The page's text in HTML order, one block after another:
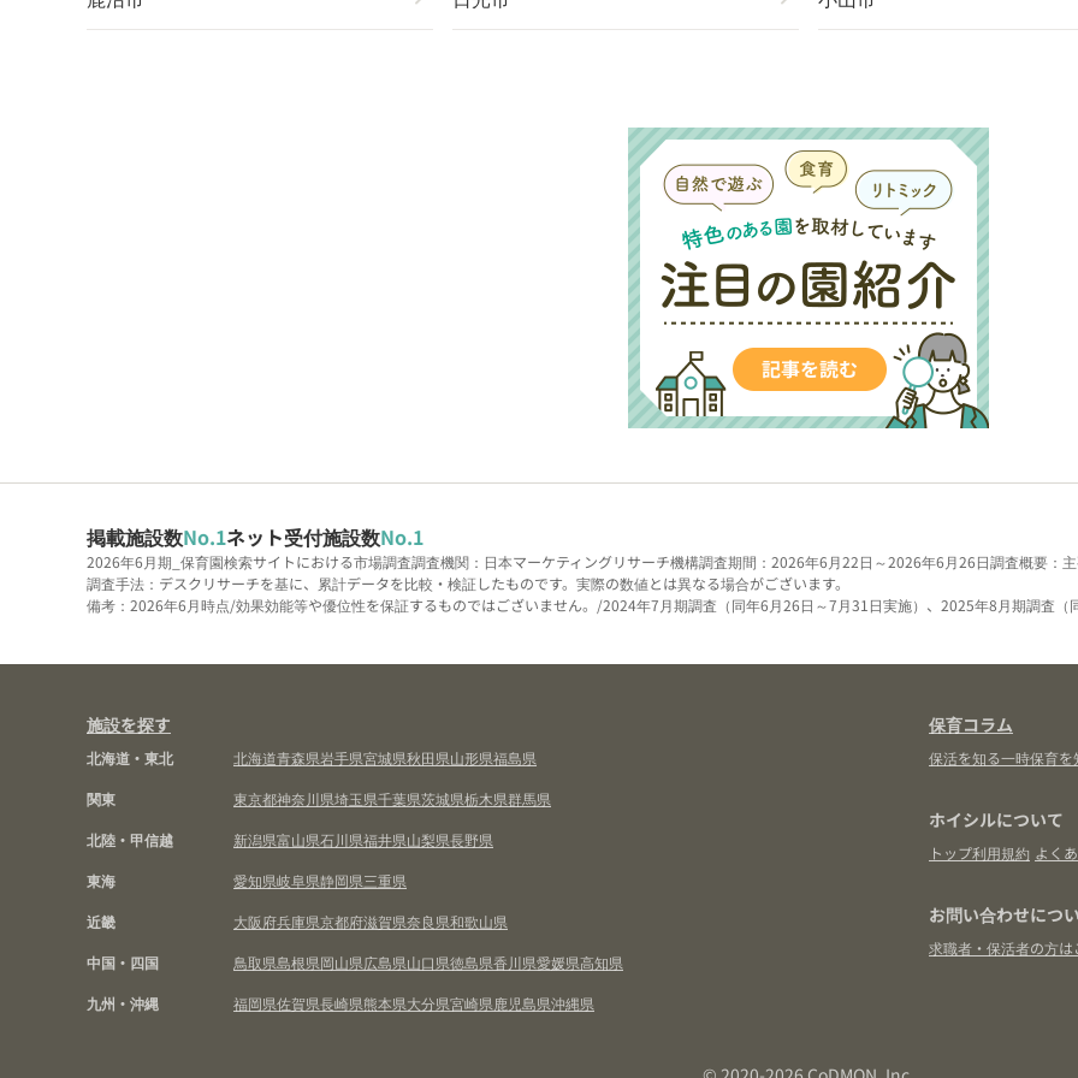
掲載施設数No.1ネット受付施設数No.1
2026年6月期_保育園検索サイトにおける市場調査調査機関：日本マーケティングリサーチ機構調査期間：2026年6月22日～2026年6月26日調査概要：
調査手法：デスクリサーチを基に、累計データを比較・検証したものです。実際の数値とは異なる場合がございます。
備考：2026年6月時点/効果効能等や優位性を保証するものではございません。/2024年7月期調査（同年6月26日～7月31日実施）、2025年8月期調査
施設を探す
北海道・東北 北海道青森県岩手県宮城県秋田県山形県福島県
関東
東京都神奈川県埼玉県千葉県茨城県栃木県群馬県
北陸・甲信越
新潟県富山県石川県福井県山梨県長野県
東海
愛知県岐阜県静岡県三重県
近畿
大阪府兵庫県京都府滋賀県奈良県和歌山県
中国・四国
鳥取県島根県岡山県広島県山口県徳島県香川県愛媛県高知県
九州・沖縄
福岡県佐賀県長崎県熊本県大分県宮崎県鹿児島県沖縄県
保育コラム
保活を知る一時保育を
ホイシルについて
トップ利用規約 よく
お問い合わせにつ
求職者・保活者の方は